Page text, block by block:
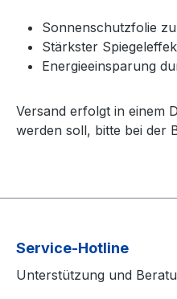
Sonnenschutzfolie
Stärkster
Energieeinsparung
Versand erfolgt in einem
werden soll, bitte bei der
Service-Hotline
Unterstützung und